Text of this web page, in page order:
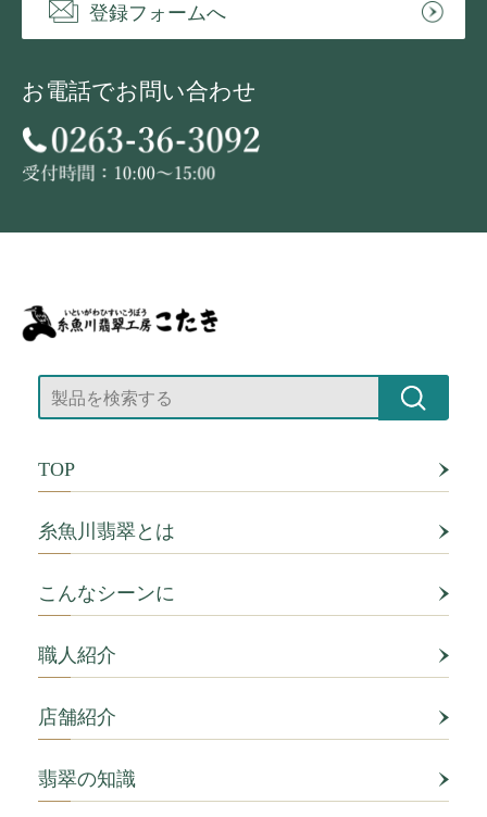
登録フォームへ
お電話でお問い合わせ
TOP
糸魚川翡翠とは
こんなシーンに
職人紹介
店舗紹介
翡翠の知識